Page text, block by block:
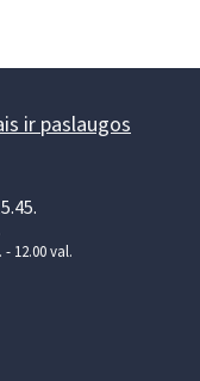
ir paslaugos
12.00 val.